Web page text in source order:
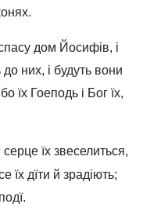
дом Йосифів, і
них, і будуть вони
їх Гоеподь і Бог їх,
їх звеселиться,
їх дїти й зрадіють;